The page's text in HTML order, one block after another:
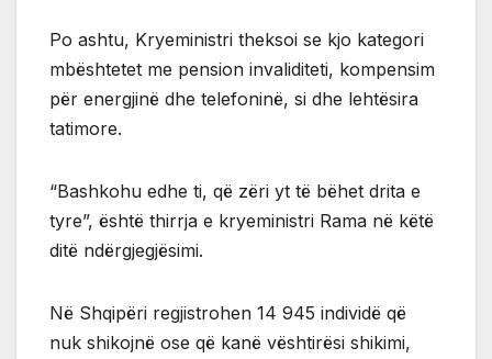
Po ashtu, Kryeministri theksoi se kjo kategori
mbështetet me pension invaliditeti, kompensim
për energjinë dhe telefoninë, si dhe lehtësira
tatimore.
“Bashkohu edhe ti, që zëri yt të bëhet drita e
tyre”, është thirrja e kryeministri Rama në këtë
ditë ndërgjegjësimi.
Në Shqipëri regjistrohen 14 945 individë që
nuk shikojnë ose që kanë vështirësi shikimi,